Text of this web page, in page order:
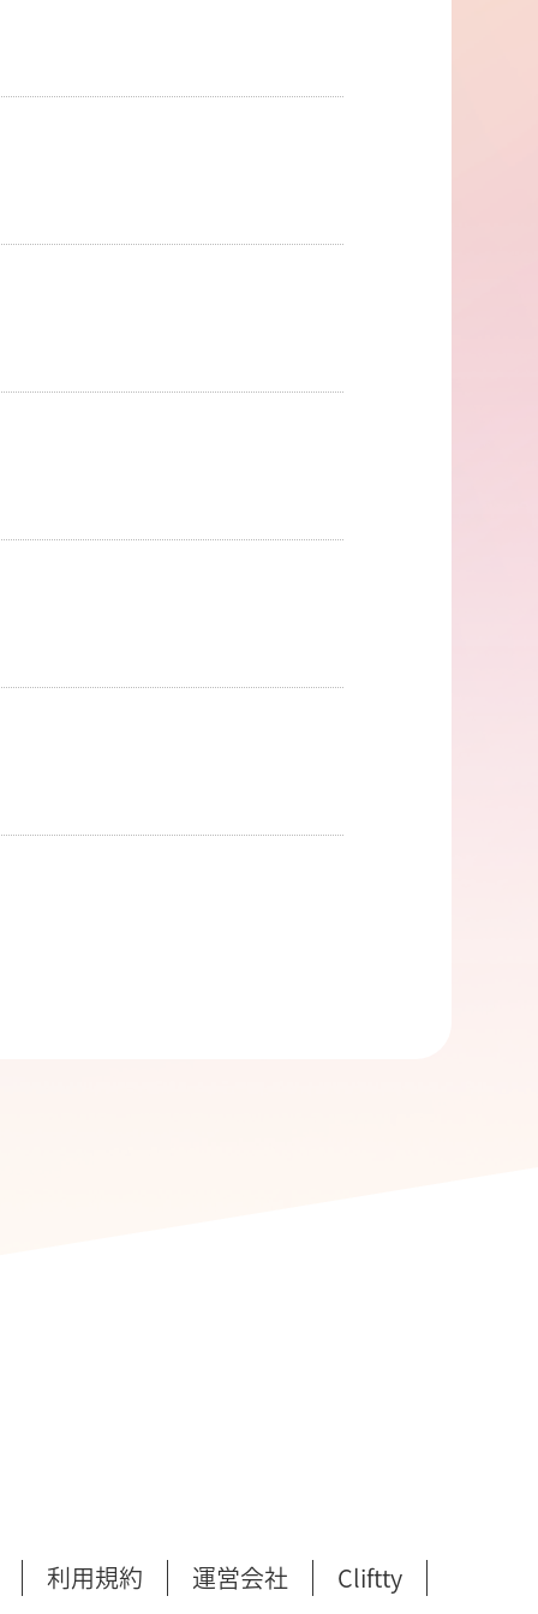
利用規約 運営会社 Cliftty